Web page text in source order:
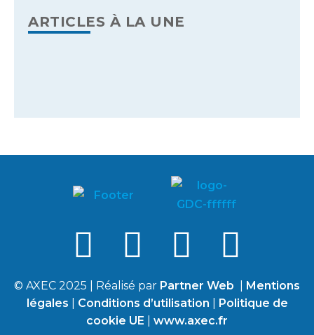
ARTICLES À LA UNE
© AXEC 2025 | Réalisé par Partner Web
Mentions
légales
Conditions d’utilisation
Politique de
cookie UE
www.axec.fr